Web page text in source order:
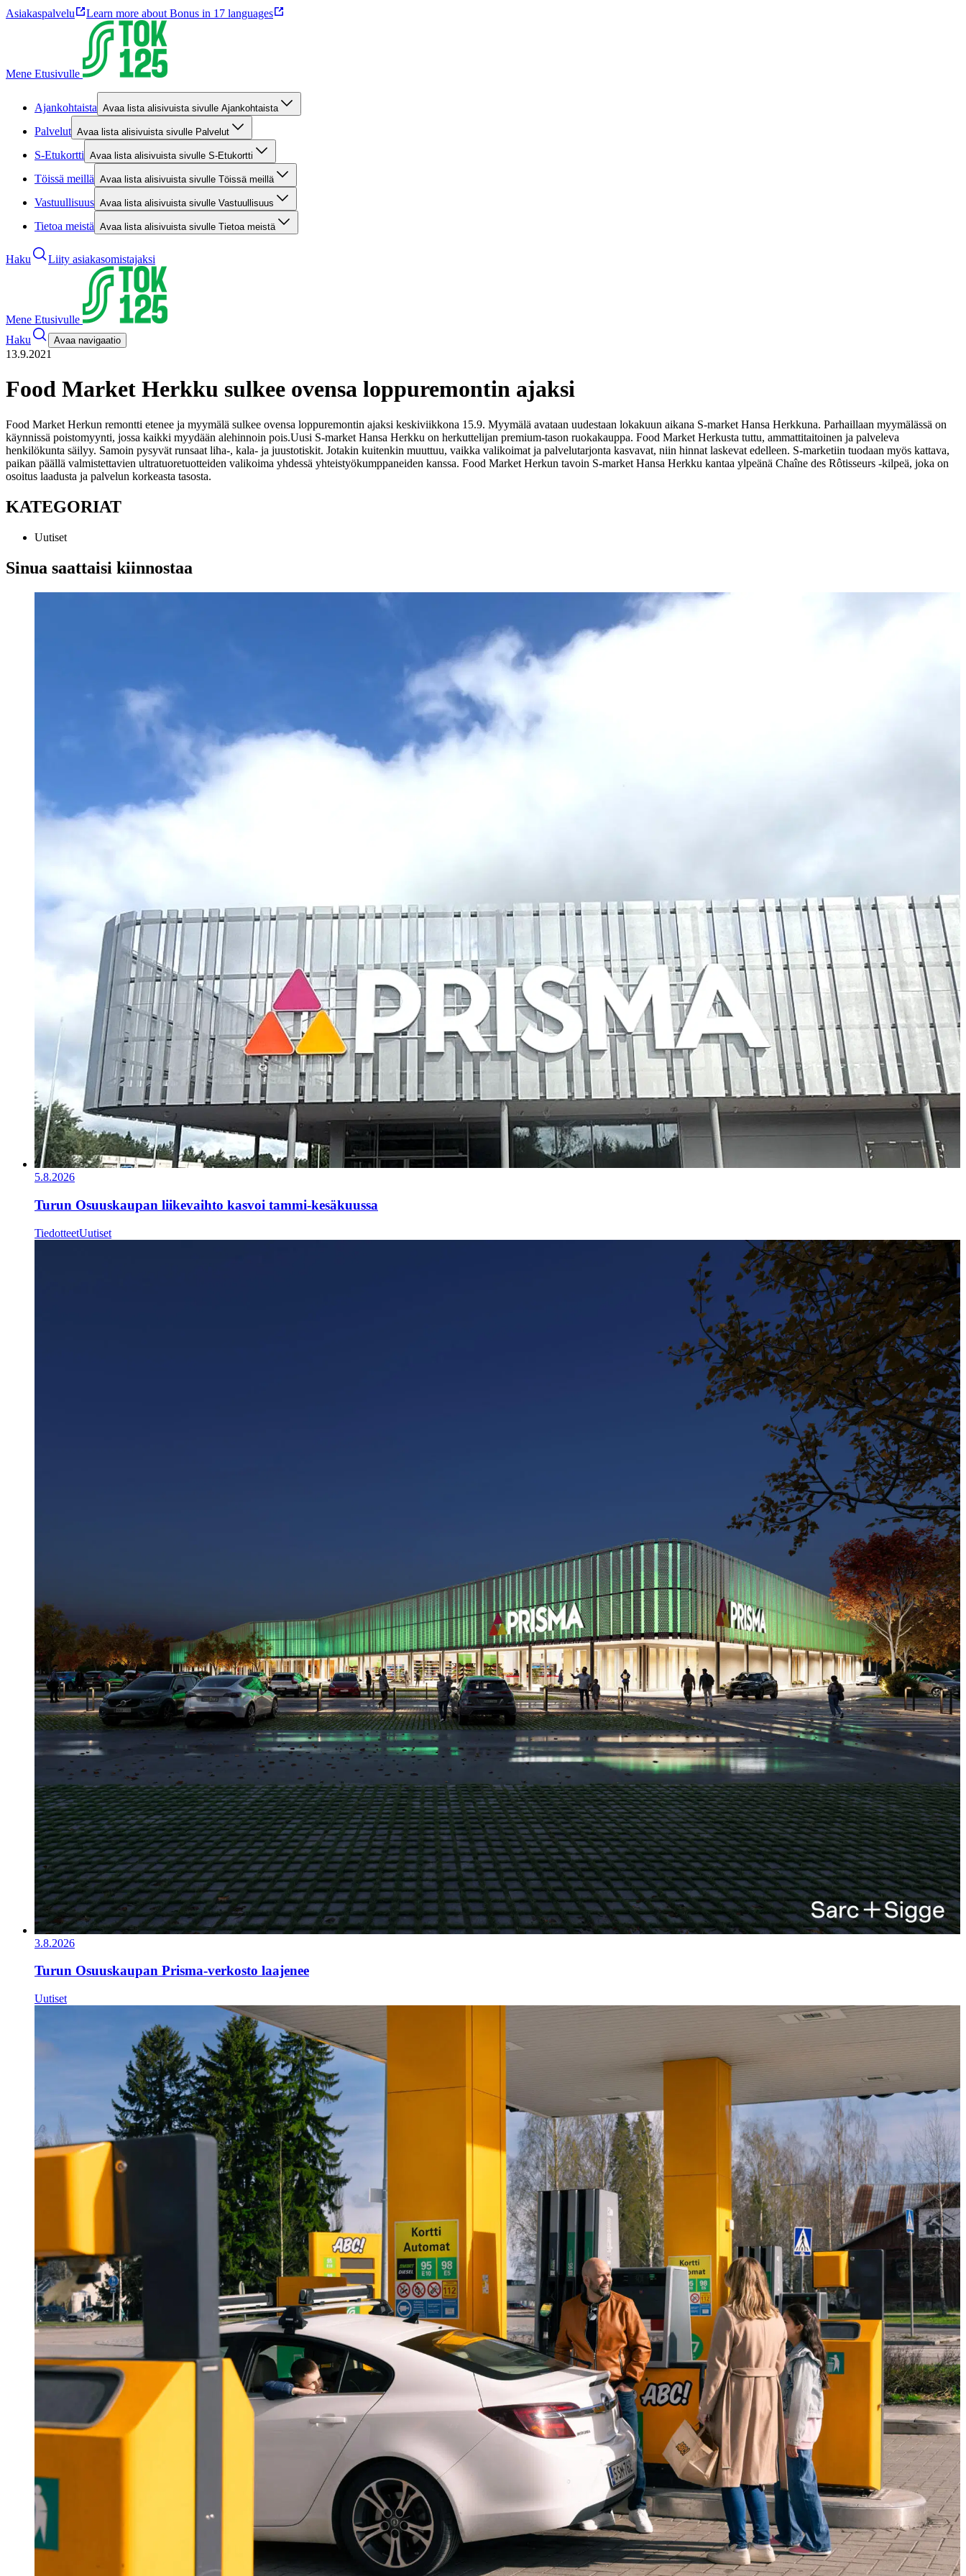
Asiakaspalvelu Learn more about Bonus in 17 languages
Mene Etusivulle
Ajankohtaista Avaa lista alisivuista sivulle Ajankohtaista
Palvelut Avaa lista alisivuista sivulle Palvelut
S-Etukortti Avaa lista alisivuista sivulle S-Etukortti
Töissä meillä Avaa lista alisivuista sivulle Töissä meillä
Vastuullisuus Avaa lista alisivuista sivulle Vastuullisuus
Tietoa meistä Avaa lista alisivuista sivulle Tietoa meistä
Haku Liity asiakasomistajaksi
Mene Etusivulle
Haku
Avaa navigaatio
13.9.2021
Food Market Herkku sulkee ovensa loppuremontin ajaksi
Food Market Herkun remontti etenee ja myymälä sulkee ovensa loppuremontin ajaksi keskiviikkona 15.9. Myymälä avataan uudestaan lokakuun aikana S-market Hansa Herkkuna. Parhaillaan myymälässä on
käynnissä poistomyynti, jossa kaikki myydään alehinnoin pois.Uusi S-market Hansa Herkku on herkuttelijan premium-tason ruokakauppa. Food Market Herkusta tuttu, ammattitaitoinen ja palveleva
henkilökunta säilyy. Samoin pysyvät runsaat liha-, kala- ja juustotiskit. Jotakin kuitenkin muuttuu, vaikka valikoimat ja palvelutarjonta kasvavat, niin hinnat laskevat edelleen. S-marketiin tuodaan myös kattava,
paikan päällä valmistettavien ultratuoretuotteiden valikoima yhdessä yhteistyökumppaneiden kanssa. Food Market Herkun tavoin S-market Hansa Herkku kantaa ylpeänä Chaîne des Rôtisseurs -kilpeä, joka on
osoitus laadusta ja palvelun korkeasta tasosta.
KATEGORIAT
Uutiset
Sinua saattaisi kiinnostaa
5.8.2026
Turun Osuuskaupan liikevaihto kasvoi tammi-kesäkuussa
TiedotteetUutiset
3.8.2026
Turun Osuuskaupan Prisma-verkosto laajenee
Uutiset